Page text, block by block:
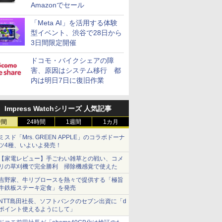
Amazonでセール
「Meta AI」を活用する体験
型イベント、渋谷で28日から
3日間限定開催
ドコモ・バイクシェアの障
害、原因はシステム移行 都
内は明日7日に復旧作業
Impress Watchシリーズ 人気記事
24時間 1週間 1カ月
スド「Mrs. GREEN APPLE」のコラボドーナ
4種、いよいよ発売！
家電レビュー】手ごわい雑草との戦い、コメ
の草刈機で完全勝利 掃除機感覚で使えた
野家、牛リブロースを熱々で提供する「極旨
鉄板ステーキ定食」を発売
島田社長、ソフトバンクのセブン出資に「d
イント使えるようにして」